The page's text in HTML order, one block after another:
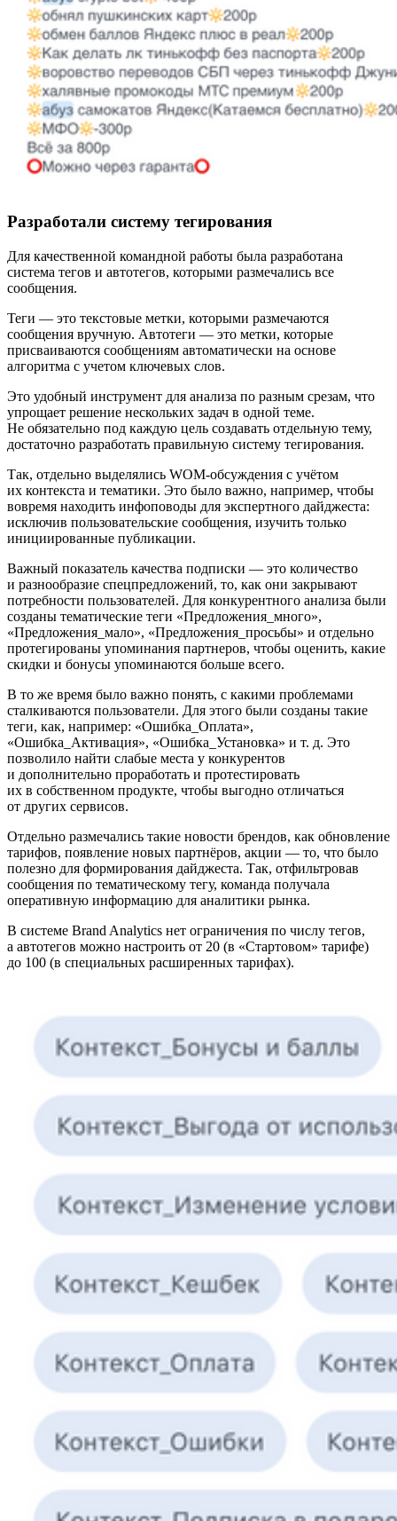
Разработали систему тегирования
Для качественной командной работы была разработана
система тегов и автотегов, которыми размечались все
сообщения.
Теги — это текстовые метки, которыми размечаются
сообщения вручную. Автотеги — это метки, которые
присваиваются сообщениям автоматически на основе
алгоритма с учетом ключевых слов.
Это удобный инструмент для анализа по разным срезам, что
упрощает решение нескольких задач в одной теме.
Не обязательно под каждую цель создавать отдельную тему,
достаточно разработать правильную систему тегирования.
Так, отдельно выделялись WOM-обсуждения с учётом
их контекста и тематики. Это было важно, например, чтобы
вовремя находить инфоповоды для экспертного дайджеста:
исключив пользовательские сообщения, изучить только
инициированные публикации.
Важный показатель качества подписки — это количество
и разнообразие спецпредложений, то, как они закрывают
потребности пользователей. Для конкурентного анализа были
созданы тематические теги «Предложения_много»,
«Предложения_мало», «Предложения_просьбы» и отдельно
протегированы упоминания партнеров, чтобы оценить, какие
скидки и бонусы упоминаются больше всего.
В то же время было важно понять, с какими проблемами
сталкиваются пользователи. Для этого были созданы такие
теги, как, например: «Ошибка_Оплата»,
«Ошибка_Активация», «Ошибка_Установка» и т. д. Это
позволило найти слабые места у конкурентов
и дополнительно проработать и протестировать
их в собственном продукте, чтобы выгодно отличаться
от других сервисов.
Отдельно размечались такие новости брендов, как обновление
тарифов, появление новых партнёров, акции — то, что было
полезно для формирования дайджеста. Так, отфильтровав
сообщения по тематическому тегу, команда получала
оперативную информацию для аналитики рынка.
В системе Brand Analytics нет ограничения по числу тегов,
а автотегов можно настроить от 20 (в «Стартовом» тарифе)
до 100 (в специальных расширенных тарифах).